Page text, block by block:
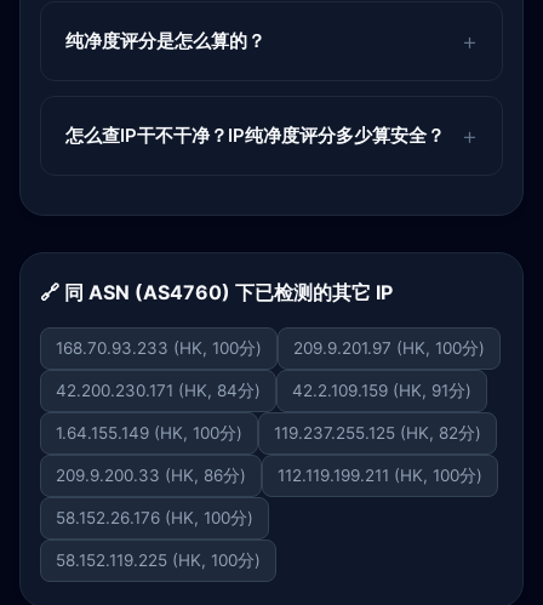
纯净度评分是怎么算的？
怎么查IP干不干净？IP纯净度评分多少算安全？
🔗 同 ASN (AS4760) 下已检测的其它 IP
168.70.93.233 (HK, 100分) 209.9.201.97 (HK, 100分)
42.200.230.171 (HK, 84分) 42.2.109.159 (HK, 91分)
1.64.155.149 (HK, 100分) 119.237.255.125 (HK, 82分)
209.9.200.33 (HK, 86分) 112.119.199.211 (HK, 100分)
58.152.26.176 (HK, 100分)
58.152.119.225 (HK, 100分)